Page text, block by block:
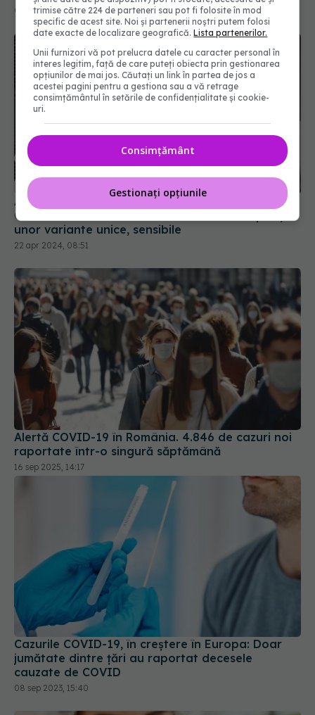
A fost infectat cu coronavirus timp de 613 zile.
Cazul lui a uimit cercetătorii: Conduce la apariția
unor variante unice, sensibile
22 apr 2024, 08:51
Alertă COVID-19 în România. 4.846 de cazuri noi
raportate într-o singură săptămână
16 sep 2025, 14:17
Cazurile COVID-19, în creștere în Europa: Doar
jumătate dintre țări au raportat decesele
cauzate de COVID
08 sep 2023, 15:40
trimise către 224 de parteneri sau pot fi folosite în mod
specific de acest site. Noi și partenerii noștri putem folosi
date exacte de localizare geografică.Lista partenerilor.
Unii furnizori vă pot prelucra datele cu caracter personal în
interes legitim, față de care puteți obiecta prin gestionarea
opțiunilor de mai jos. Căutați un link în partea de jos a
acestei pagini pentru a gestiona sau a vă retrage
consimțământul în setările de confidențialitate și cookie-
uri.
Consimțământ
Gestionați opțiunile